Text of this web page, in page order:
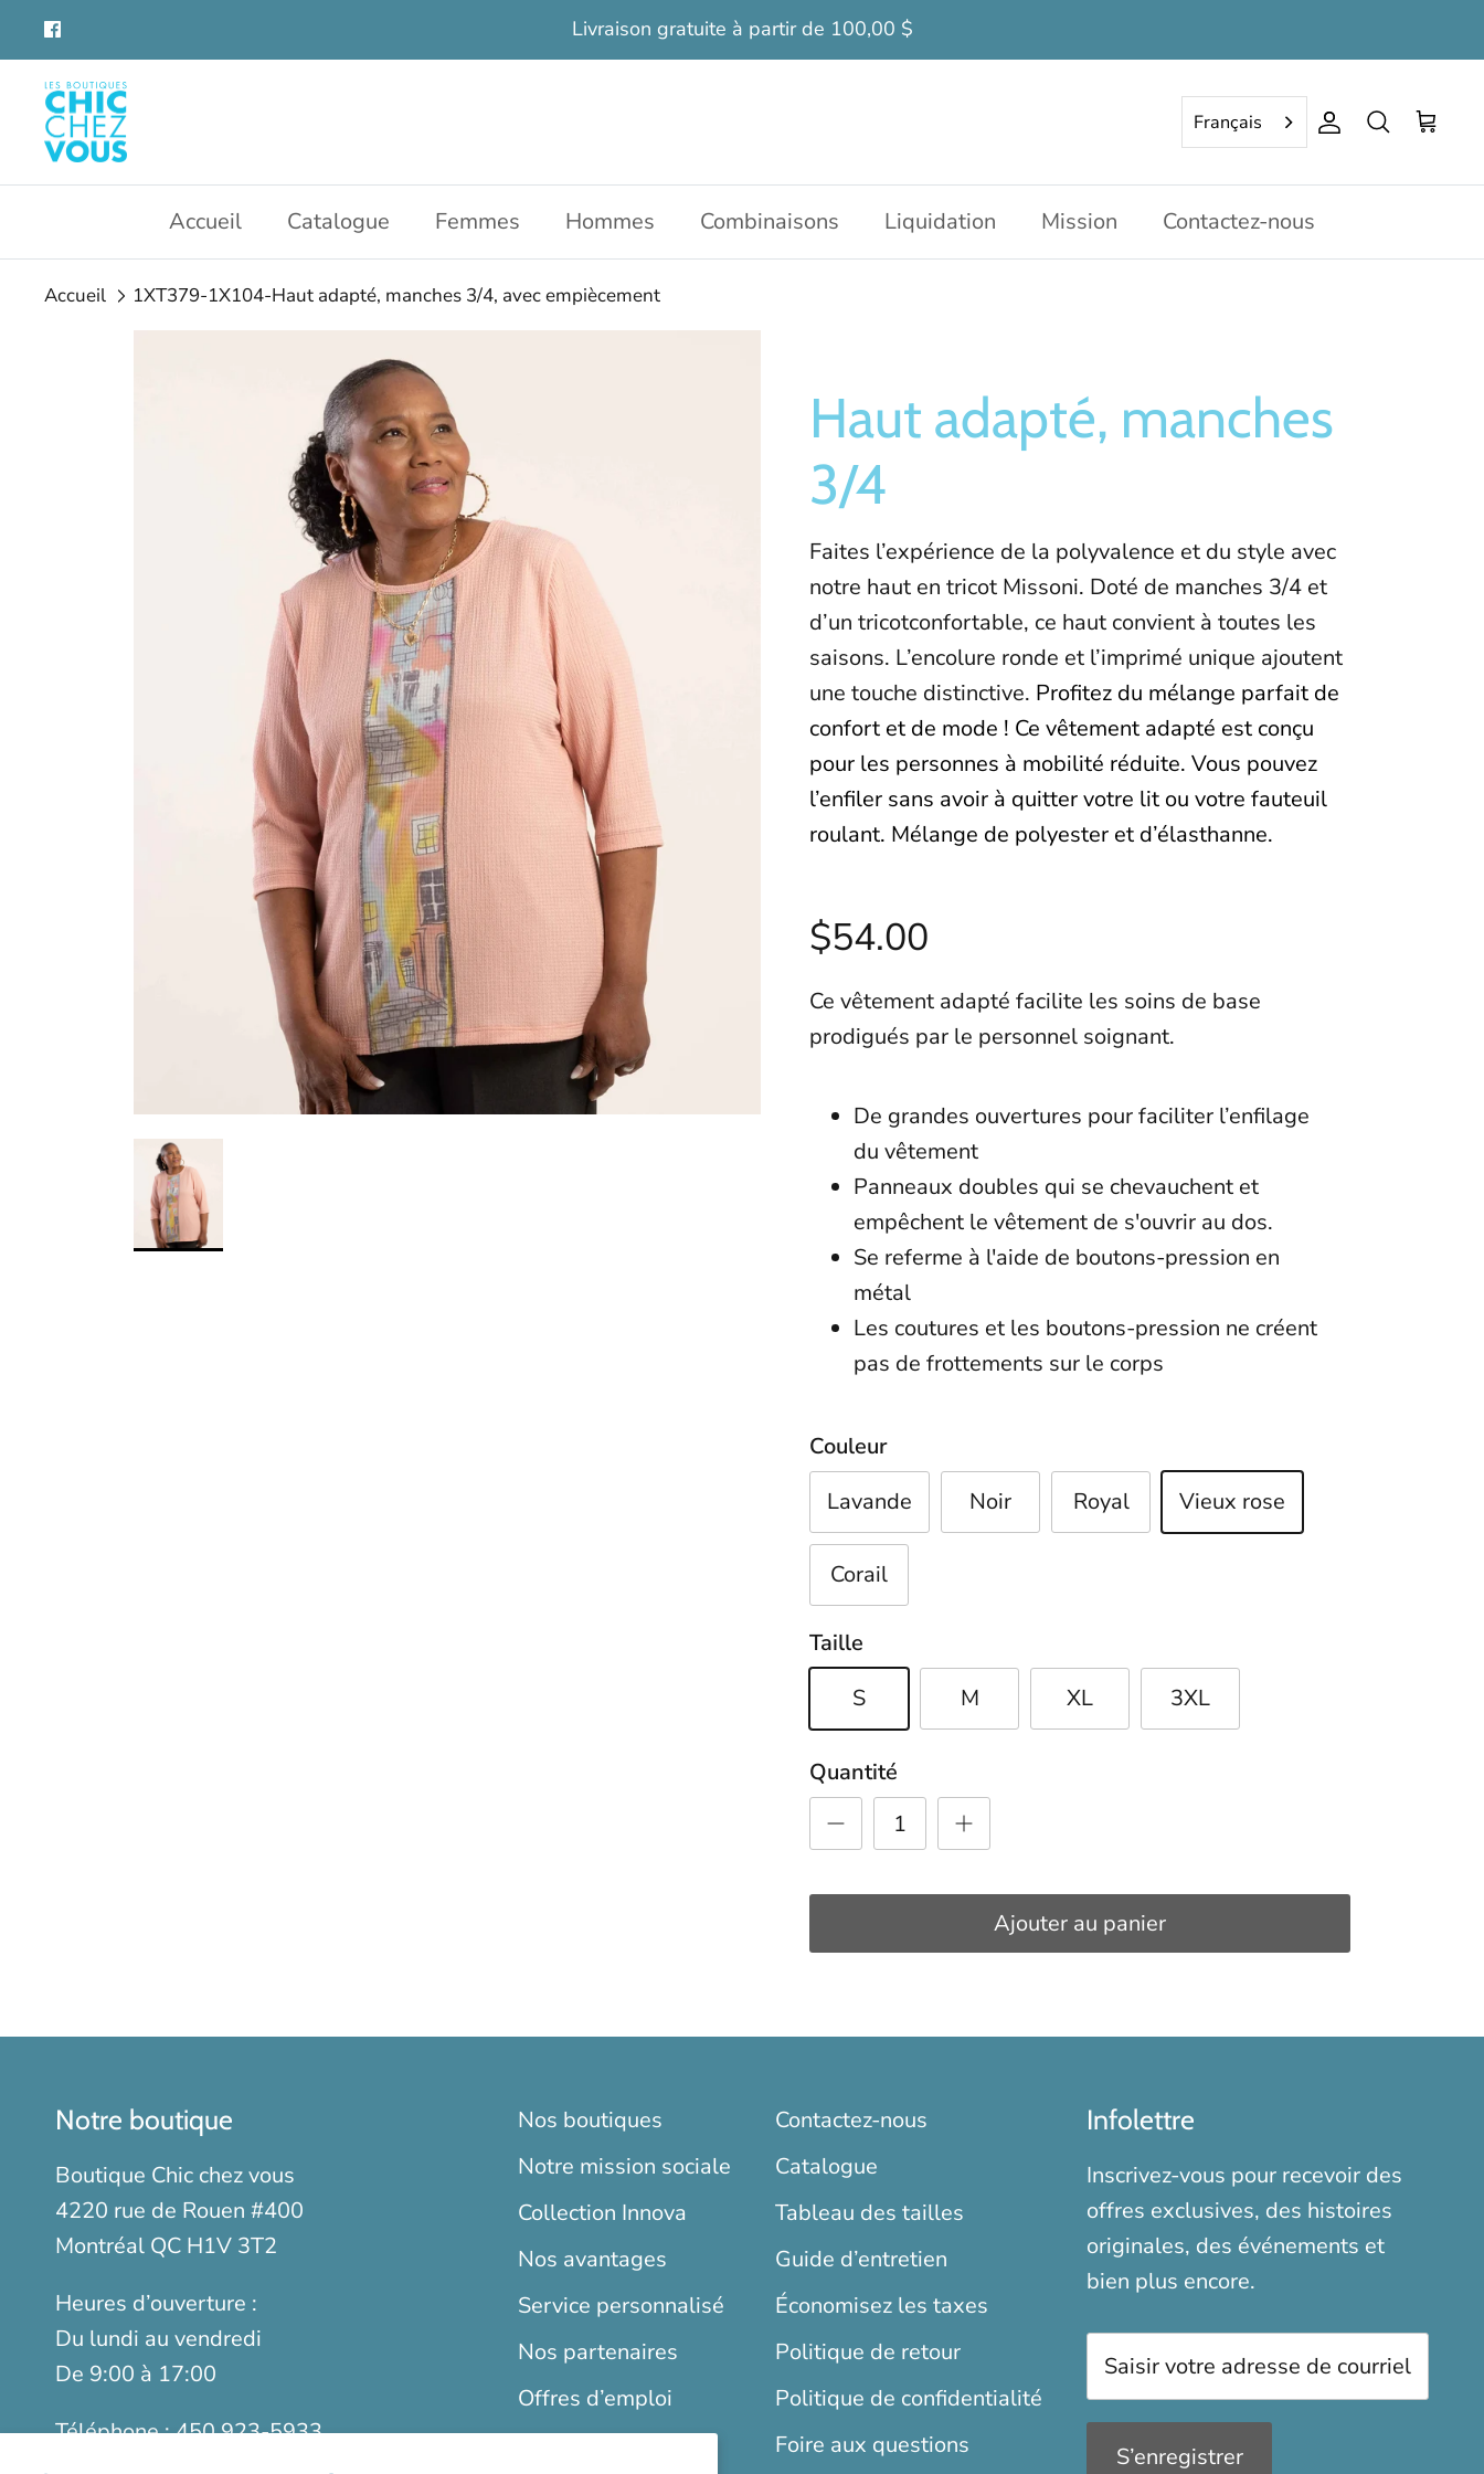
Aller
contenu
Livraison gratuite à partir de 100,00 $
Français Compte
Rechercher
Panier
Accueil Catalogue Femmes Hommes Combinaisons Liquidation Mission Contactez-nous
Accueil 1XT379-1X104-Haut adapté, manches 3/4, avec empiècement
Haut adapté, manches
3/4
Faites l’expérience de la polyvalence et du style avec
notre haut en tricot Missoni. Doté de manches 3/4 et
d’un tricotconfortable, ce haut convient à toutes les
saisons. L’encolure ronde et l’imprimé unique ajoutent
une touche distinctive. Profitez du mélange parfait de
confort et de mode ! Ce vêtement adapté est conçu
pour les personnes à mobilité réduite. Vous pouvez
l’enfiler sans avoir à quitter votre lit ou votre fauteuil
roulant. Mélange de polyester et d’élasthanne.
$54.00
Ce vêtement adapté facilite les soins de base
prodigués par le personnel soignant.
De grandes ouvertures pour faciliter l’enfilage
du vêtement
Panneaux doubles qui se chevauchent et
empêchent le vêtement de s'ouvrir au dos.
Se referme à l'aide de boutons-pression en
métal
Les coutures et les boutons-pression ne créent
pas de frottements sur le corps
Couleur
Lavande
Noir Royal Vieux rose
Corail
Taille
S
M XL 3XL
Quantité
Ajouter au panier
Notre boutique
Boutique Chic chez vous
4220 rue de Rouen #400
Montréal QC H1V 3T2
Heures d’ouverture :
Du lundi au vendredi
De 9:00 à 17:00
Téléphone :450 923-5933
1-888-923-9366
Nos boutiques
Notre mission sociale
Collection Innova
Nos avantages
Service personnalisé
Nos partenaires
Offres d’emploi
Contactez-nous
Catalogue
Tableau des tailles
Guide d’entretien
Économisez les taxes
Politique de retour
Politique de confidentialité
Foire aux questions
Infolettre
Inscrivez-vous pour recevoir des
offres exclusives, des histoires
originales, des événements et
bien plus encore.
S’enregistrer